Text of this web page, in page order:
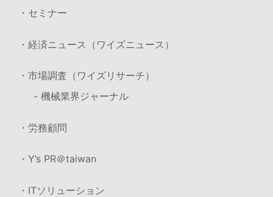
・セミナー
・経済ニュース（ワイズニュース）
・市場調査（ワイズリサーチ）
- 機械業界ジャーナル
・労務顧問
・Y’s PR＠taiwan
・ITソリューション